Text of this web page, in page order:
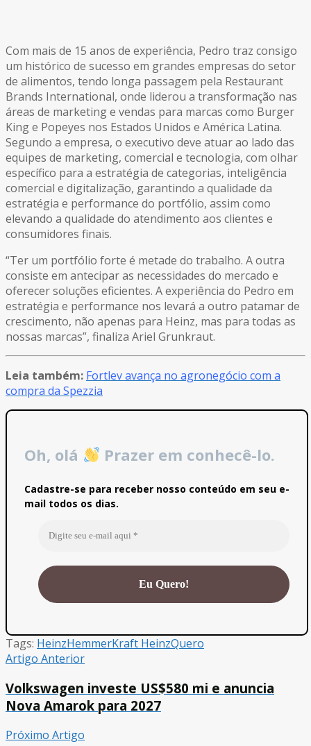
Com mais de 15 anos de experiência, Pedro traz consigo
um histórico de sucesso em grandes empresas do setor
de alimentos, tendo longa passagem pela Restaurant
Brands International, onde liderou a transformação nas
áreas de marketing e vendas para marcas como Burger
King e Popeyes nos Estados Unidos e América Latina.
Segundo a empresa, o executivo deve atuar ao lado das
equipes de marketing, comercial e tecnologia, com olhar
específico para a estratégia de categorias, inteligência
comercial e digitalização, garantindo a qualidade da
estratégia e performance do portfólio, assim como
elevando a qualidade do atendimento aos clientes e
consumidores finais.
“Ter um portfólio forte é metade do trabalho. A outra
consiste em antecipar as necessidades do mercado e
oferecer soluções eficientes. A experiência do Pedro em
estratégia e performance nos levará a outro patamar de
crescimento, não apenas para Heinz, mas para todas as
nossas marcas”, finaliza Ariel Grunkraut.
Leia também: Fortlev avança no agronegócio com a
compra da Spezzia
Oh, olá Prazer em conhecê-lo.
Cadastre-se para receber nosso conteúdo em seu e-
mail todos os dias.
Tags: HeinzHemmerKraft HeinzQuero
Artigo Anterior
Volkswagen investe US$580 mi e anuncia
Nova Amarok para 2027
Próximo Artigo